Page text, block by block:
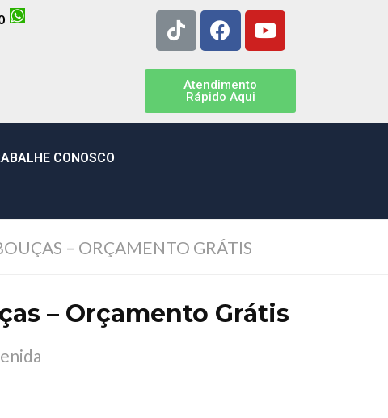
Atendimento
Rápido Aqui
CONOSCO
– ORÇAMENTO GRÁTIS
– Orçamento Grátis